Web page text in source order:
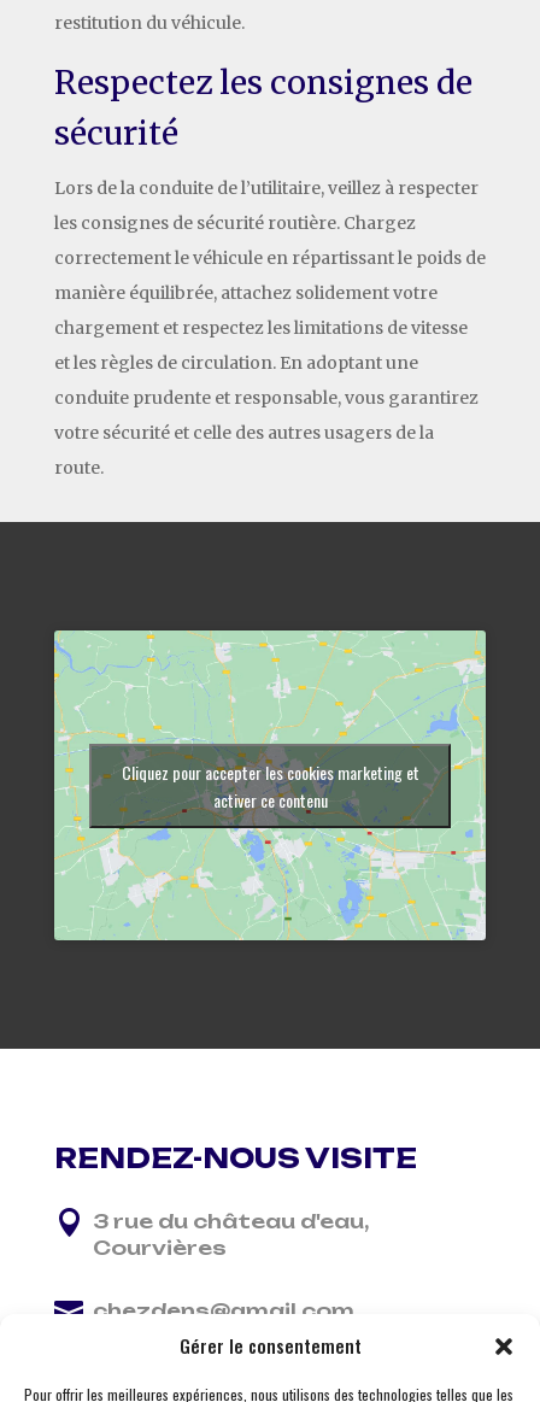
Gérer le consentement
Pour offrir les meilleures expériences, nous utilisons des technologies telles que les
restitution du véhicule.
Respectez les consignes de
sécurité
Lors de la conduite de l’utilitaire, veillez à respecter
les consignes de sécurité routière. Chargez
correctement le véhicule en répartissant le poids de
manière équilibrée, attachez solidement votre
chargement et respectez les limitations de vitesse
et les règles de circulation. En adoptant une
conduite prudente et responsable, vous garantirez
votre sécurité et celle des autres usagers de la
route.
Cliquez pour accepter les cookies marketing et
activer ce contenu
RENDEZ-NOUS VISITE
 3 rue du château d'eau,
Courvières
 chezdens@gmail.com